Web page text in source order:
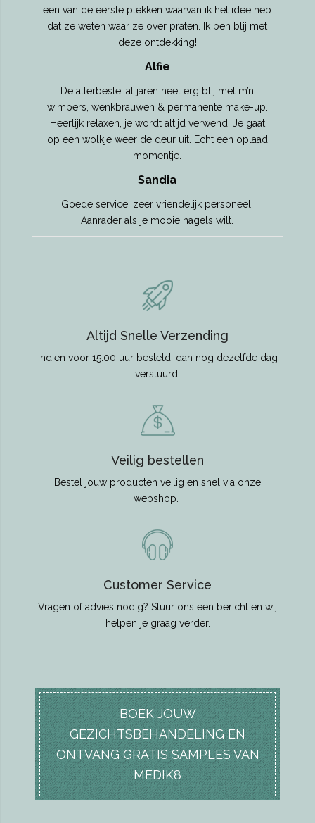
een van de eerste plekken waarvan ik het idee heb
dat ze weten waar ze over praten. Ik ben blij met
deze ontdekking!
Alfie
De allerbeste, al jaren heel erg blij met m’n
wimpers, wenkbrauwen & permanente make-up.
Heerlijk relaxen, je wordt altijd verwend. Je gaat
op een wolkje weer de deur uit. Echt een oplaad
momentje.
Sandia
Goede service, zeer vriendelijk personeel.
Aanrader als je mooie nagels wilt.
Altijd Snelle Verzending
Indien voor 15.00 uur besteld, dan nog dezelfde dag
verstuurd.
Veilig bestellen
Bestel jouw producten veilig en snel via onze
webshop.
Customer Service
Vragen of advies nodig? Stuur ons een bericht en wij
helpen je graag verder.
BOEK JOUW
GEZICHTSBEHANDELING EN
ONTVANG GRATIS SAMPLES VAN
MEDIK8